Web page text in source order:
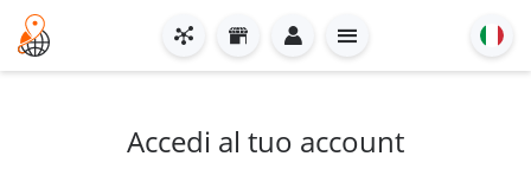
Accedi al tuo account